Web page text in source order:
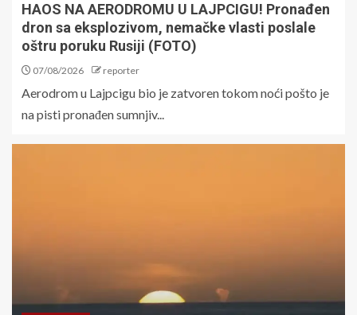
HAOS NA AERODROMU U LAJPCIGU! Pronađen
dron sa eksplozivom, nemačke vlasti poslale
oštru poruku Rusiji (FOTO)
07/08/2026 reporter
Aerodrom u Lajpcigu bio je zatvoren tokom noći pošto je
na pisti pronađen sumnjiv...